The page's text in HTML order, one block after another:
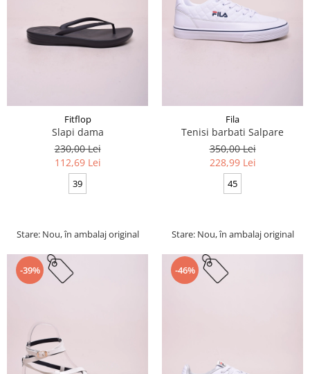
Fitflop
Slapi dama
230,00 Lei
112,69 Lei
39
Stare: Nou, în ambalaj original
Fila
Tenisi barbati Salpare
350,00 Lei
228,99 Lei
45
Stare: Nou, în ambalaj original
-39% -46%